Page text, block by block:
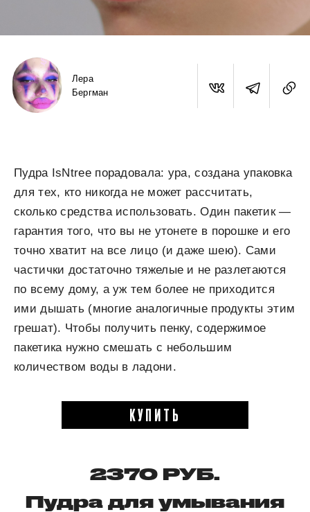
Лера
Бергман
Пудра IsNtree порадовала: ура, создана упаковка
для тех, кто никогда не может рассчитать,
сколько средства использовать. Один пакетик —
гарантия того, что вы не утонете в порошке и его
точно хватит на все лицо (и даже шею). Сами
частички достаточно тяжелые и не разлетаются
по всему дому, а уж тем более не приходится
ими дышать (многие аналогичные продукты этим
грешат). Чтобы получить пенку, содержимое
пакетика нужно смешать с небольшим
количеством воды в ладони.
КУПИТЬ
2370 РУБ.
Пудра для умывания